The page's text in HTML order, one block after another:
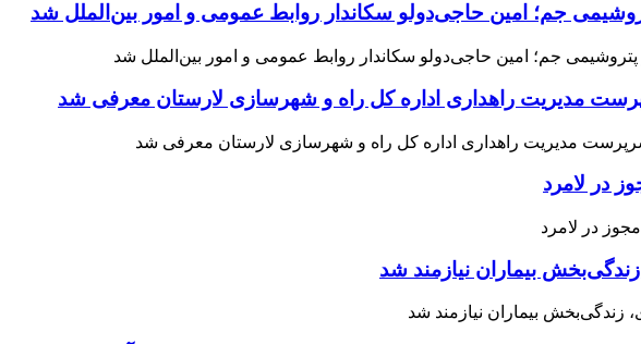
جم؛ امین حاجی‌دولو سکاندار روابط عمومی و امور بین‌الملل شد
مدیریت راهداری اداره کل راه و شهرسازی لارستان معرفی شد
بیماران نیازمند شد